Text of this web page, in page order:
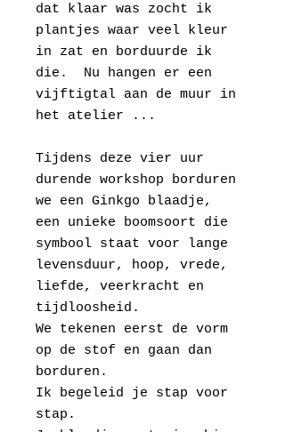
dat klaar was zocht ik
plantjes waar veel kleur
in zat en borduurde ik
die. Nu hangen er een
vijftigtal aan de muur in
het atelier ...
Tijdens deze vier uur
durende workshop borduren
we een Ginkgo blaadje,
een unieke boomsoort die
symbool staat voor lange
levensduur, hoop, vrede,
liefde, veerkracht en
tijdloosheid.
We tekenen eerst de vorm
op de stof en gaan dan
borduren.
Ik begeleid je stap voor
stap.